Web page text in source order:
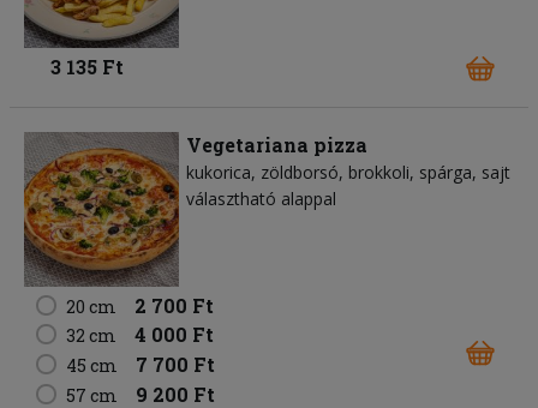
3 135 Ft
Vegetariana pizza
kukorica zöldborsó brokkoli spárga sajt
választható alappal
20 cm 2 700 Ft
32 cm 4 000 Ft
45 cm 7 700 Ft
57 cm 9 200 Ft